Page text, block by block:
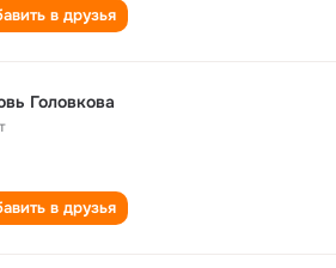
в друзья
Головкова
в друзья